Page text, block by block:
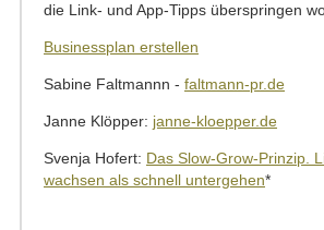
die Link- und App-Tipps überspringen
Businessplan erstellen
Sabine Faltmannn - faltmann-pr.de
Janne Klöpper: janne-kloepper.de
Svenja Hofert: Das Slow-Grow-Prinzip.
wachsen als schnell untergehen*